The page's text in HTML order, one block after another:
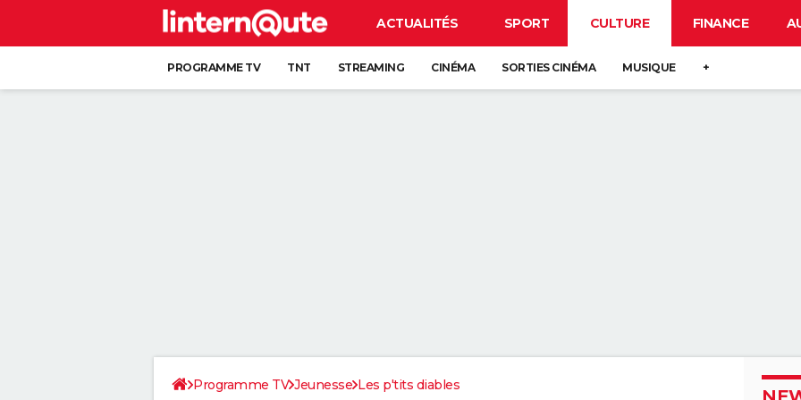
ACTUALITÉS SPORT CULTURE FINANCE
PROGRAMME TV TNT STREAMING CINÉMA SORTIES CINÉMA MUSIQUE +
Programme TV Jeunesse Les p'tits diables